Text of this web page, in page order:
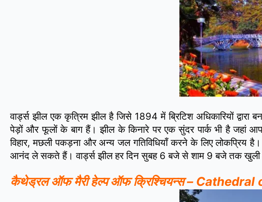
वार्ड्स झील एक कृत्रिम झील है जिसे 1894 में ब्रिटिश अधिकारियों
पेड़ों और फूलों के बाग हैं। झील के किनारे पर एक सुंदर पार्क भी है
विहार, मछली पकड़ना और अन्य जल गतिविधियाँ करने के लिए लोकप्रिय
आनंद ले सकते हैं। वार्ड्स झील हर दिन सुबह 6 बजे से शाम 9 बजे तक खुली
कैथेड्रल ऑफ मैरी हेल्प ऑफ क्रिश्चियन्स –